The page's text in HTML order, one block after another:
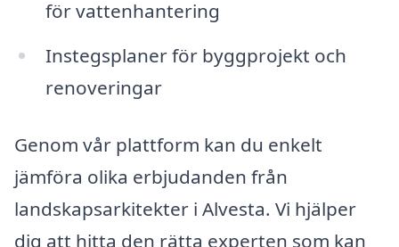
för vattenhantering
Instegsplaner för byggprojekt och
renoveringar
Genom vår plattform kan du enkelt
jämföra olika erbjudanden från
landskapsarkitekter i Alvesta. Vi hjälper
dig att hitta den rätta experten som kan